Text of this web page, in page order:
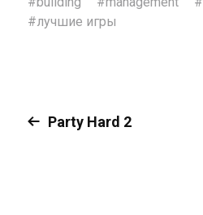
#лучшие игры
Party Hard 2